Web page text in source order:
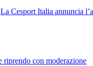
La Cesport Italia annuncia
con moderazione